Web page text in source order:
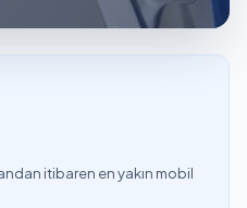
itibaren en yakın mobil